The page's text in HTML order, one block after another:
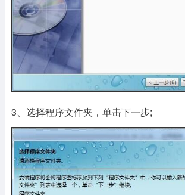
3、选择程序文件夹，单击下一步;